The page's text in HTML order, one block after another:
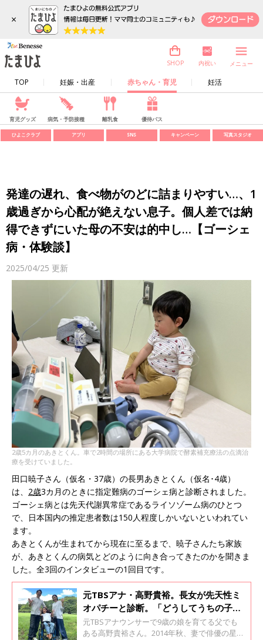
×
TOP 妊娠・出産 赤ちゃん・育児 妊活
SHOP 内祝い メニュー
育児グッズ 病気・予防接種 離乳食 優待パス
ひよこクラブ アプリ SNS キャンペーン 写真スタジオ
発達の遅れ、食べ物がのどに詰まりやすい…、1
歳過ぎから心配が絶えない息子。個人差では納
得できずにいた母の不安は的中し…【ゴーシェ
病・体験談】
2025/04/25 更新
2歳5カ月のあきとくん。車で2時間の場所にある大学病院で酵素補充療法の点滴治
療を受けていました。
田口暁子さん（仮名・37歳）の長男あきとくん（仮名･4歳）
は、 2歳3カ月のときに指定難病のゴーシェ病と診断されました。
ゴーシェ病とは先天代謝異常症であるライソゾーム病のひとつ
で、日本国内の推定患者数は150人程度しかいないといわれてい
ます。
あきとくんが生まれてから現在に至るまで、暁子さんたち家族
が、あきとくんの病気とどのように向き合ってきたのかを聞きま
した。全3回のインタビューの1回目です。
元TBSアナ・高野貴裕。長女が先天性ミ
オパチーと診断。「どうしてうちの子
が…」と悔しい思いも。だからこそ、娘
との時間を全力で楽しみたい
元TBSアナウンサーで9歳の娘を育てる父でも
ある高野貴裕さん。2014年秋、妻で俳優の星野